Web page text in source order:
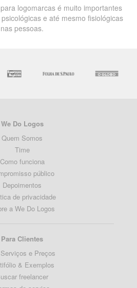
logomarcas é muito importantes
e até mesmo fisiológicas
nas pessoas.
We Do Logos
Quem Somos
Time
Como funciona
público
Depoimentos
de privacidade
a We Do Logos
Para Clientes
e Preços
& Exemplos
freelancer